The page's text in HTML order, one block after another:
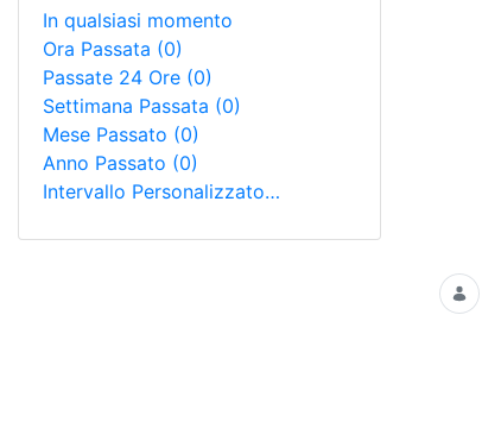
In qualsiasi momento
Ora Passata (0)
Passate 24 Ore (0)
Settimana Passata (0)
Mese Passato (0)
Anno Passato (0)
Intervallo Personalizzato…